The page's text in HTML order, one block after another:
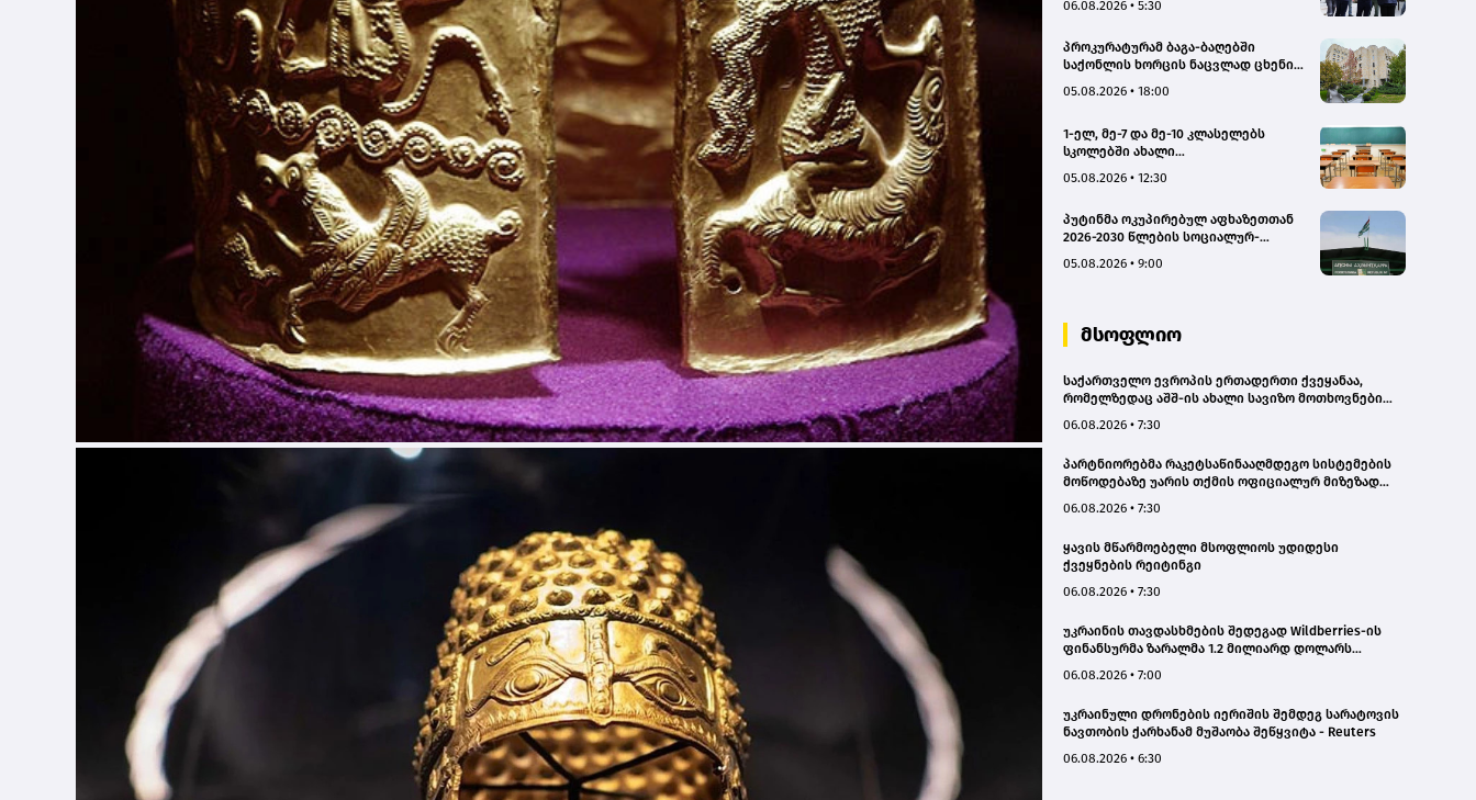
მონიტორინგს მთელი ქვეყნის
06.08.2026 • 5:30
პროკურატურამ ბაგა-ბაღებში
საქონლის ხორცის ნაცვლად ცხენის
ბრალდება წარუდგინა
05.08.2026 • 18:00
1-ელ, მე-7 და მე-10 კლასელებს
სკოლებში ახალი
პროგრამები დახვდებათ - ასევე
რომლითაც საგაკვეთილო პროცესში
ტელეფონების გამოყენება
იზღუდება
05.08.2026 • 12:30
პუტინმა ოკუპირებულ აფხაზეთთან
2026-2030 წლების სოციალურ-
შეთანხმების რატიფიცირებას ხელი
05.08.2026 • 9:00
მსოფლიო
საქართველო ევროპის ერთადერთი ქვეყანაა,
რომელზედაც აშშ-ის ახალი სავიზო მოთხოვნები
06.08.2026 • 7:30
პარტნიორებმა რაკეტსაწინააღმდეგო სისტემების
მოწოდებაზე უარის თქმის ოფიციალურ მიზეზად
დაასახელეს - ვოლოდიმირ ზელენსკი
06.08.2026 • 7:30
ყავის მწარმოებელი მსოფლიოს უდიდესი
ქვეყნების რეიტინგი
06.08.2026 • 7:30
უკრაინის თავდასხმების შედეგად Wildberries-ის
ფინანსურმა ზარალმა 1.2 მილიარდ დოლარს
06.08.2026 • 7:00
უკრაინული დრონების იერიშის შემდეგ სარატოვის
ნავთობის ქარხანამ მუშაობა შეწყვიტა - Reuters
06.08.2026 • 6:30